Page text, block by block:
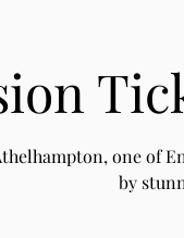
one of
by